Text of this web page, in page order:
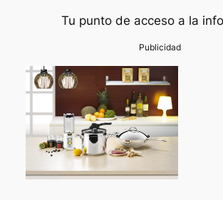
Tu punto de acceso a la